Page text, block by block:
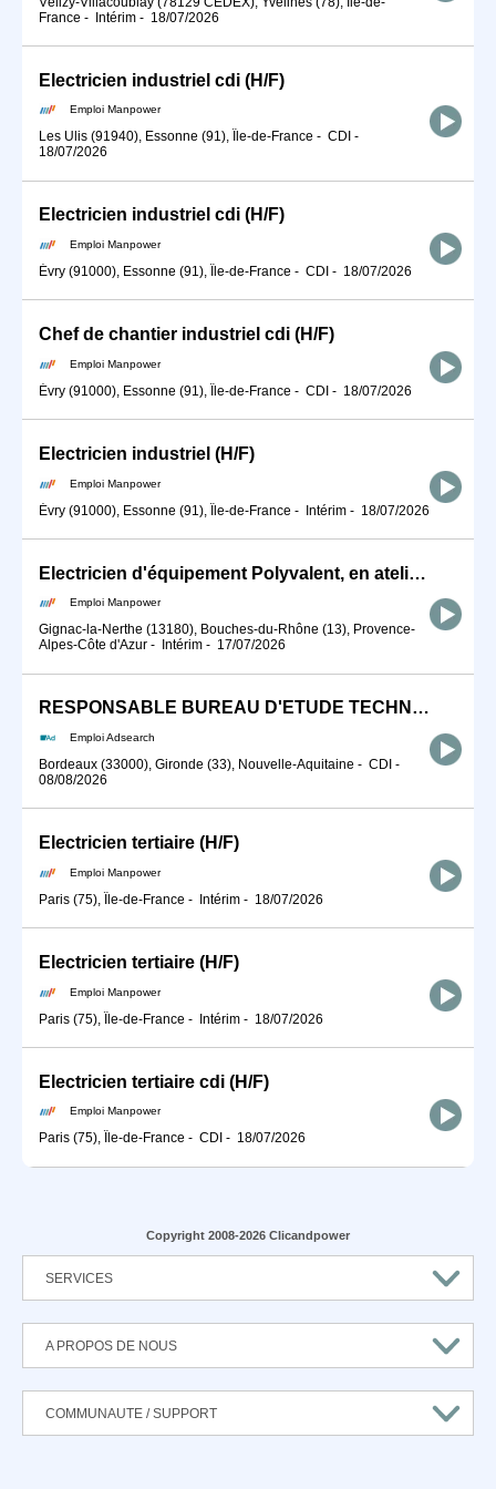
France - Intérim - 18/07/2026
Electricien industriel cdi (H/F)
Emploi Manpower
Les Ulis (91940), Essonne (91), Île-de-France - CDI -
18/07/2026
Electricien industriel cdi (H/F)
Emploi Manpower
Évry (91000), Essonne (91), Île-de-France - CDI - 18/07/2026
Chef de chantier industriel cdi (H/F)
Emploi Manpower
Évry (91000), Essonne (91), Île-de-France - CDI - 18/07/2026
Electricien industriel (H/F)
Emploi Manpower
Évry (91000), Essonne (91), Île-de-France - Intérim - 18/07/2026
Electricien d'équipement Polyvalent, en atelier (H/F)
Emploi Manpower
Gignac-la-Nerthe (13180), Bouches-du-Rhône (13), Provence-
Alpes-Côte d'Azur - Intérim - 17/07/2026
RESPONSABLE BUREAU D'ETUDE TECHNIQUE (H/F)
Emploi Adsearch
Bordeaux (33000), Gironde (33), Nouvelle-Aquitaine - CDI -
08/08/2026
Electricien tertiaire (H/F)
Emploi Manpower
Paris (75), Île-de-France - Intérim - 18/07/2026
Electricien tertiaire (H/F)
Emploi Manpower
Paris (75), Île-de-France - Intérim - 18/07/2026
Electricien tertiaire cdi (H/F)
Emploi Manpower
Paris (75), Île-de-France - CDI - 18/07/2026
Copyright 2008-2026 Clicandpower
SERVICES
A PROPOS DE NOUS
COMMUNAUTE / SUPPORT